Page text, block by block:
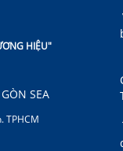
HIỆU"
SEA
TPHCM